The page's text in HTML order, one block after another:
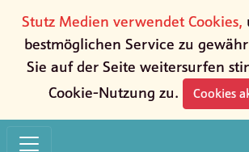
Stutz Medien verwendet Cookies,
bestmöglichen Service zu
Sie auf der Seite weitersurfen
Cookie-Nutzung zu.
Cookies